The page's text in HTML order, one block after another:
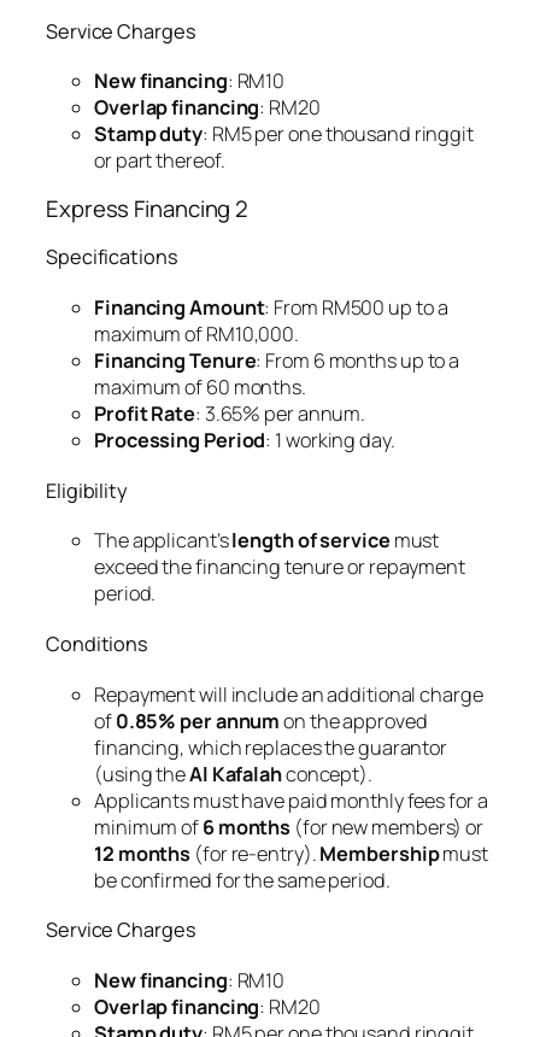
Service Charges
New financing: RM10
Overlap financing: RM20
Stamp duty: RM5 per one thousand ringgit
or part thereof.
Express Financing 2
Specifications
Financing Amount: From RM500 up to a
maximum of RM10,000.
Financing Tenure: From 6 months up to a
maximum of 60 months.
Profit Rate: 3.65% per annum.
Processing Period: 1 working day.
Eligibility
The applicant’slength of servicemust
exceed the financing tenure or repayment
period.
Conditions
Repayment will include an additional charge
of0.85% per annumon the approved
financing, which replaces the guarantor
(using theAl Kafalahconcept).
Applicants must have paid monthly fees for a
minimum of6 months (for new members) or
12 months (for re-entry).Membershipmust
be confirmed for the same period.
Service Charges
New financing: RM10
Overlap financing: RM20